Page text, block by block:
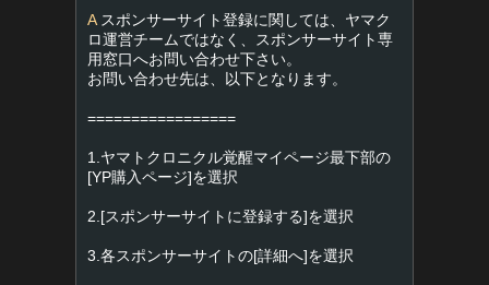
Aスポンサーサイト登録に関しては、ヤマク
ロ運営チームではなく、スポンサーサイト専
用窓口へお問い合わせ下さい。
お問い合わせ先は、以下となります。
=================
1.ヤマトクロニクル覚醒マイページ最下部の
[YP購入ページ]を選択
2.[スポンサーサイトに登録する]を選択
3.各スポンサーサイトの[詳細へ]を選択